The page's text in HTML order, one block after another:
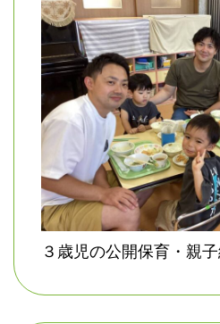
３歳児の公開保育・親